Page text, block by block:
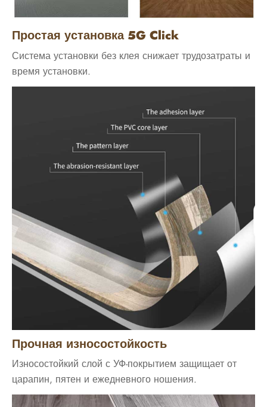
Простая установка 5G Click
Система установки без клея снижает трудозатраты и
время установки.
Прочная износостойкость
Износостойкий слой с УФ-покрытием защищает от
царапин, пятен и ежедневного ношения.